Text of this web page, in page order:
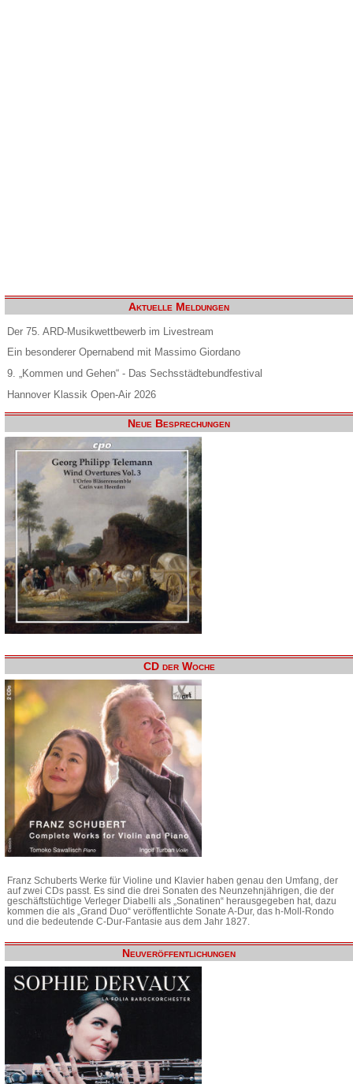
Aktuelle Meldungen
Der 75. ARD-Musikwettbewerb im Livestream
Ein besonderer Opernabend mit Massimo Giordano
9. „Kommen und Gehen“ - Das Sechsstädtebundfestival
Hannover Klassik Open-Air 2026
Neue Besprechungen
CD der Woche
Franz Schuberts Werke für Violine und Klavier haben genau den Umfang, der
auf zwei CDs passt. Es sind die drei Sonaten des Neunzehnjährigen, die der
geschäftstüchtige Verleger Diabelli als „Sonatinen“ herausgegeben hat, dazu
kommen die als „Grand Duo“ veröffentlichte Sonate A-Dur, das h-Moll-Rondo
und die bedeutende C-Dur-Fantasie aus dem Jahr 1827.
Neuveröffentlichungen